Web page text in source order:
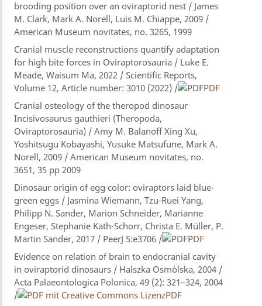
brooding position over an oviraptorid nest / James
M. Clark, Mark A. Norell, Luis M. Chiappe, 2009 /
American Museum novitates, no. 3265, 1999
Cranial muscle reconstructions quantify adaptation
for high bite forces in Oviraptorosauria / Luke E.
Meade, Waisum Ma, 2022 / Scientific Reports,
Volume 12, Article number: 3010 (2022) /
PDF
Cranial osteology of the theropod dinosaur
Incisivosaurus gauthieri (Theropoda,
Oviraptorosauria) / Amy M. Balanoff Xing Xu,
Yoshitsugu Kobayashi, Yusuke Matsufune, Mark A.
Norell, 2009 / American Museum novitates, no.
3651, 35 pp 2009
Dinosaur origin of egg color: oviraptors laid blue-
green eggs / Jasmina Wiemann​, Tzu-Ruei Yang,
Philipp N. Sander, Marion Schneider, Marianne
Engeser, Stephanie Kath-Schorr, Christa E. Müller, P.
Martin Sander, 2017 / PeerJ 5:e3706 /
PDF
Evidence on relation of brain to endocranial cavity
in oviraptorid dinosaurs / Halszka Osmòlska, 2004 /
Acta Palaeontologica Polonica, 49 (2): 321–324, 2004
/
PDF